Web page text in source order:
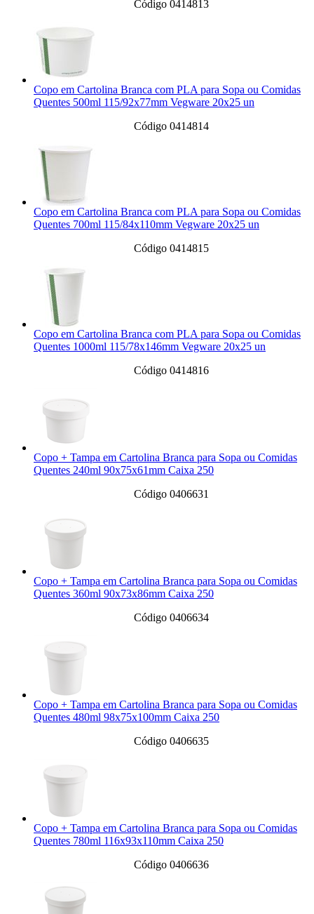
Código 0414813
Copo em Cartolina Branca com PLA para Sopa ou Comidas
Quentes 500ml 115/92x77mm Vegware 20x25 un
Código 0414814
Copo em Cartolina Branca com PLA para Sopa ou Comidas
Quentes 700ml 115/84x110mm Vegware 20x25 un
Código 0414815
Copo em Cartolina Branca com PLA para Sopa ou Comidas
Quentes 1000ml 115/78x146mm Vegware 20x25 un
Código 0414816
Copo + Tampa em Cartolina Branca para Sopa ou Comidas
Quentes 240ml 90x75x61mm Caixa 250
Código 0406631
Copo + Tampa em Cartolina Branca para Sopa ou Comidas
Quentes 360ml 90x73x86mm Caixa 250
Código 0406634
Copo + Tampa em Cartolina Branca para Sopa ou Comidas
Quentes 480ml 98x75x100mm Caixa 250
Código 0406635
Copo + Tampa em Cartolina Branca para Sopa ou Comidas
Quentes 780ml 116x93x110mm Caixa 250
Código 0406636